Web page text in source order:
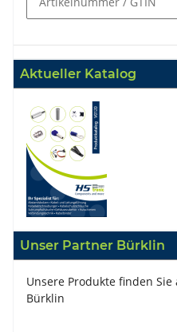
Aktueller Katalog
Unser Partner Bürklin
Unsere Produkte finden
Bürklin